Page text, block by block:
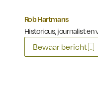
Rob Hartmans
Historicus, journalist en
Bewaar bericht